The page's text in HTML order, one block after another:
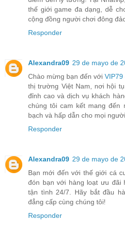
thế giới game đa dạng, dễ
cộng đồng người chơi đông
Responder
Alexandra09 29 de mayo de
Chào mừng bạn đến với VIP79
thị trường Việt Nam, nơi hội
đỉnh cao và dịch vụ khách
chúng tôi cam kết mang đến
bạch và hấp dẫn cho mọi
Responder
Alexandra09 29 de mayo de
Bạn mới đến với thế giới cá
đón bạn với hàng loạt ưu đãi
tận tình 24/7. Hãy bắt đầu
đẳng cấp cùng chúng tôi!
Responder